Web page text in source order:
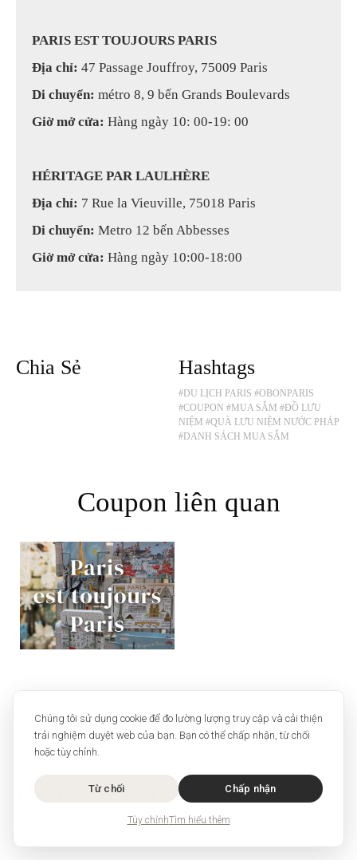
Chúng tôi sử dụng cookie để đo lường lượng truy cập và cải thiện
trải nghiệm duyệt web của bạn. Bạn có thể chấp nhận, từ chối
hoặc tùy chỉnh.
Từ chối Chấp nhận
Tùy chỉnhTìm hiểu thêm
PARIS EST TOUJOURS PARIS
Địa chỉ: 47 Passage Jouffroy, 75009 Paris
Di chuyển: métro 8, 9 bến Grands Boulevards
Giờ mở cửa: Hàng ngày 10: 00-19: 00
HÉRITAGE PAR LAULHÈRE
Địa chỉ: 7 Rue la Vieuville, 75018 Paris
Di chuyển: Metro 12 bến Abbesses
Giờ mở cửa: Hàng ngày 10:00-18:00
Chia Sẻ Hashtags
#DU LỊCH PARIS #OBONPARIS
#COUPON #MUA SẮM #ĐỒ LƯU
NIỆM #QUÀ LƯU NIỆM NƯỚC PHÁP
#DANH SÁCH MUA SẮM
Coupon liên quan
Cửa hàng liên quan